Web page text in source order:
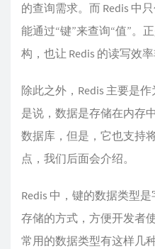
的查询需求。而 Redis 中
能通过“键”来查询“值”。
构，也让 Redis 的读写效率
除此之外，Redis 主要是
是说，数据是存储在内存
数据库，但是，它也支持
点，我们后面会介绍。
Redis 中，键的数据类型
存储的方式，方便开发者
常用的数据类型有这样几